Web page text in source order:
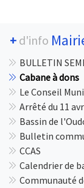
+ d'info
BULLETIN
Cabane à dons
Le Conseil
Bassin de
Bulletin
CCAS
Calendrier de
Communauté